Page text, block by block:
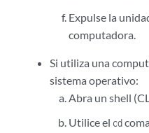
Expulse la
computadora.
Si utiliza una
sistema operativo:
Abra un shell
Utilice el cd